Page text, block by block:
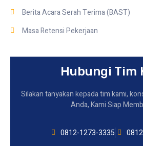
Berita Acara Serah Terima (BAST)
Masa Retensi Pekerjaan
Hubungi Tim
Silakan tanyakan kepada tim kami,
Anda, Kami Siap
0812-1273-3335